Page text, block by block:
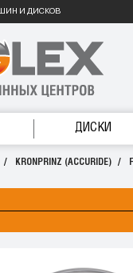
И ДИСКОВ
ДИСКИ
KRONPRINZ (ACCURIDE)